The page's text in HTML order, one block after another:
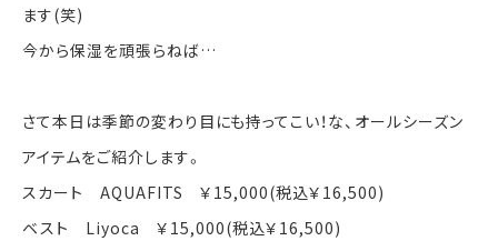
ます(笑)
今から保湿を頑張らねば…
さて本日は季節の変わり目にも持ってこい！な、オールシーズン
アイテムをご紹介します。
スカート AQUAFITS ￥15,000(税込￥16,500)
ベスト Liyoca ￥15,000(税込￥16,500)